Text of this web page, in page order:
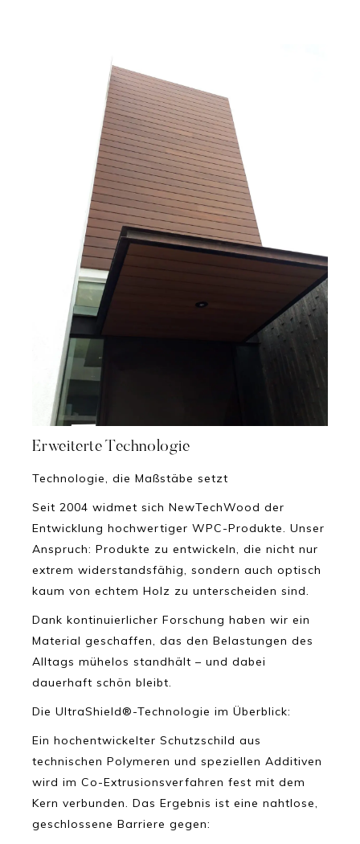
Erweiterte Technologie
Technologie, die Maßstäbe setzt
Seit 2004 widmet sich NewTechWood der
Entwicklung hochwertiger WPC-Produkte. Unser
Anspruch: Produkte zu entwickeln, die nicht nur
extrem widerstandsfähig, sondern auch optisch
kaum von echtem Holz zu unterscheiden sind.
Dank kontinuierlicher Forschung haben wir ein
Material geschaffen, das den Belastungen des
Alltags mühelos standhält – und dabei
dauerhaft schön bleibt.
Die UltraShield®-Technologie im Überblick:
Ein hochentwickelter Schutzschild aus
technischen Polymeren und speziellen Additiven
wird im Co-Extrusionsverfahren fest mit dem
Kern verbunden. Das Ergebnis ist eine nahtlose,
geschlossene Barriere gegen: